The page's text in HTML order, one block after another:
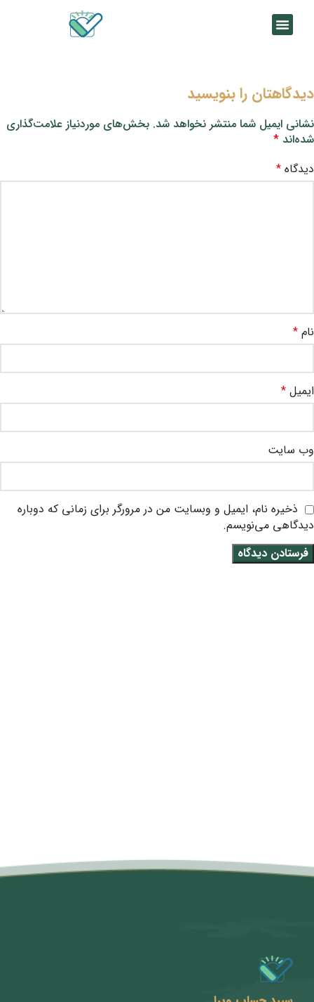
دیدگاهتان را بنویسید
نشانی ایمیل شما منتشر نخواهد شد. بخش‌های موردنیاز علامت‌گذاری
شده‌اند *
دیدگاه *
نام *
ایمیل *
وب‌ سایت
ذخیره نام، ایمیل و وبسایت من در مرورگر برای زمانی که دوباره
دیدگاهی می‌نویسم.
متن سربرگ خود را وارد کنید